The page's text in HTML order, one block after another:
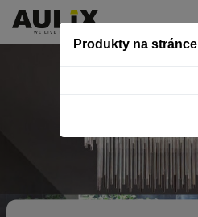
Produkty na stránce